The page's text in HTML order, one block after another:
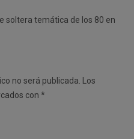
soltera temática de los 80 en
no será publicada.
Los
con *